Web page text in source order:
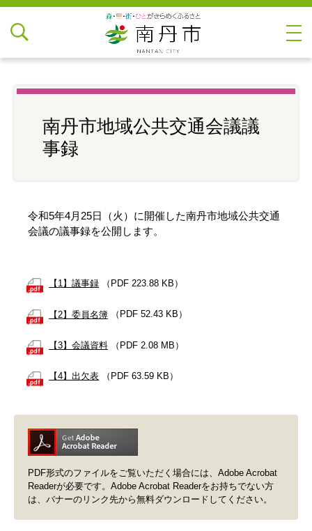
南丹市地域公共交通会議議
事録
令和5年4月25日（火）に開催した南丹市地域公共交通
会議の議事録を公開します。
【1】議事録 （PDF 223.88 KB）
【2】委員名簿 （PDF 52.43 KB）
【3】会議資料 （PDF 2.08 MB）
【4】出欠表 （PDF 63.59 KB）
PDF形式のファイルをご覧いただく場合には、Adobe Acrobat
Readerが必要です。Adobe Acrobat Readerをお持ちでない方
は、バナーのリンク先から無料ダウンロードしてください。